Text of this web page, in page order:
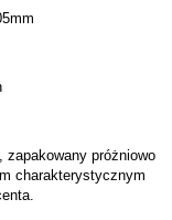
zapakowany próżniowo
charakterystycznym